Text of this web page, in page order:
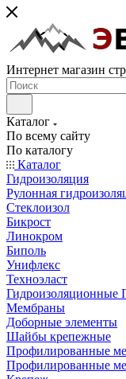
Интернет магазин
Каталог
По всему сайту
По каталогу
Каталог
Гидроизоляция
Рулонная
Стеклоизол
Бикрост
Линокром
Биполь
Унифлекс
Техноэласт
Мембраны
Доборные элементы
Шайбы крепежные
Профилированные
Профилированные